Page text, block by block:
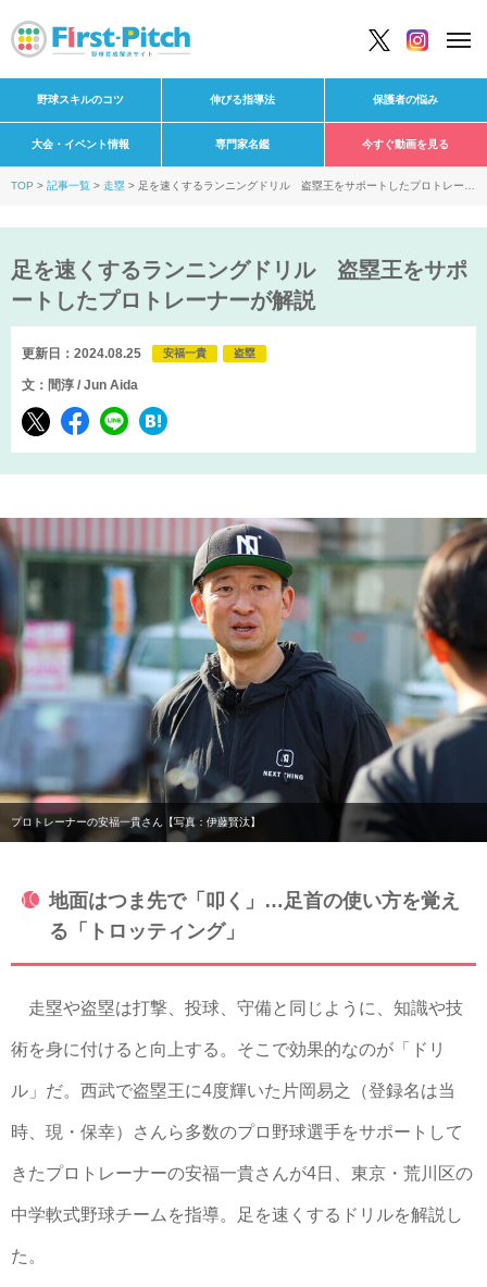
野球スキルのコツ 伸びる指導法 保護者の悩み
大会・イベント情報 専門家名鑑 今すぐ動画を見る
TOP 記事一覧 走塁
足を速くするランニングドリル 盗塁王をサポートしたプロトレーナ
足を速くするランニングドリル 盗塁王をサポ
ートしたプロトレーナーが解説
更新日：2024.08.25 安福一貴 盗塁
文：間淳 / Jun Aida
プロトレーナーの安福一貴さん【写真：伊藤賢汰】
地面はつま先で「叩く」…足首の使い方を覚え
る「トロッティング」
走塁や盗塁は打撃、投球、守備と同じように、知識や技
術を身に付けると向上する。そこで効果的なのが「ドリ
ル」だ。西武で盗塁王に4度輝いた片岡易之（登録名は当
時、現・保幸）さんら多数のプロ野球選手をサポートして
きたプロトレーナーの安福一貴さんが4日、東京・荒川区の
中学軟式野球チームを指導。足を速くするドリルを解説し
た。